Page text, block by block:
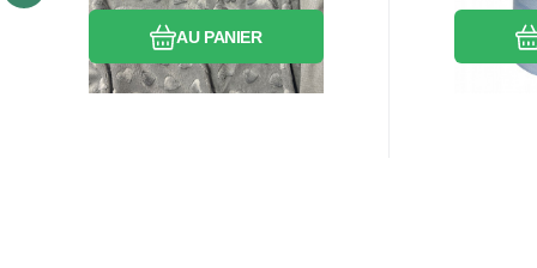
AU PANIER